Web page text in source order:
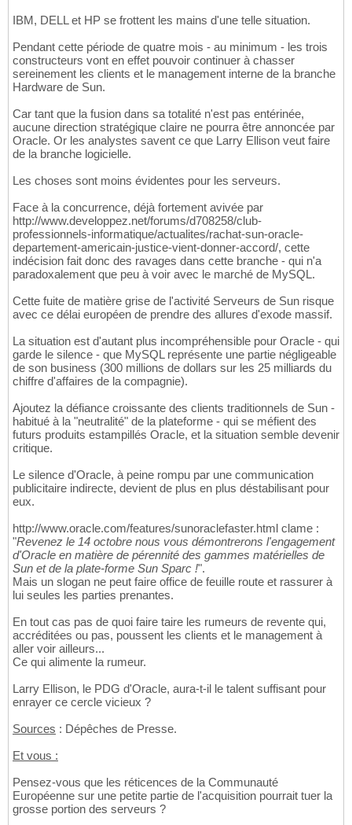
IBM, DELL et HP se frottent les mains d'une telle situation.
Pendant cette période de quatre mois - au minimum - les trois
constructeurs vont en effet pouvoir continuer à chasser
sereinement les clients et le management interne de la branche
Hardware de Sun.
Car tant que la fusion dans sa totalité n'est pas entérinée,
aucune direction stratégique claire ne pourra être annoncée par
Oracle. Or les analystes savent ce que Larry Ellison veut faire
de la branche logicielle.
Les choses sont moins évidentes pour les serveurs.
Face à la concurrence, déjà fortement avivée par
http://www.developpez.net/forums/d708258/club-
professionnels-informatique/actualites/rachat-sun-oracle-
departement-americain-justice-vient-donner-accord/, cette
indécision fait donc des ravages dans cette branche - qui n'a
paradoxalement que peu à voir avec le marché de MySQL.
Cette fuite de matière grise de l'activité Serveurs de Sun risque
avec ce délai européen de prendre des allures d'exode massif.
La situation est d'autant plus incompréhensible pour Oracle - qui
garde le silence - que MySQL représente une partie négligeable
de son business (300 millions de dollars sur les 25 milliards du
chiffre d'affaires de la compagnie).
Ajoutez la défiance croissante des clients traditionnels de Sun -
habitué à la "neutralité" de la plateforme - qui se méfient des
futurs produits estampillés Oracle, et la situation semble devenir
critique.
Le silence d'Oracle, à peine rompu par une communication
publicitaire indirecte, devient de plus en plus déstabilisant pour
eux.
http://www.oracle.com/features/sunoraclefaster.html clame :
"Revenez le 14 octobre nous vous démontrerons l'engagement
d'Oracle en matière de pérennité des gammes matérielles de
Sun et de la plate-forme Sun Sparc !".
Mais un slogan ne peut faire office de feuille route et rassurer à
lui seules les parties prenantes.
En tout cas pas de quoi faire taire les rumeurs de revente qui,
accréditées ou pas, poussent les clients et le management à
aller voir ailleurs...
Ce qui alimente la rumeur.
Larry Ellison, le PDG d'Oracle, aura-t-il le talent suffisant pour
enrayer ce cercle vicieux ?
Sources : Dépêches de Presse.
Et vous :
Pensez-vous que les réticences de la Communauté
Européenne sur une petite partie de l'acquisition pourrait tuer la
grosse portion des serveurs ?